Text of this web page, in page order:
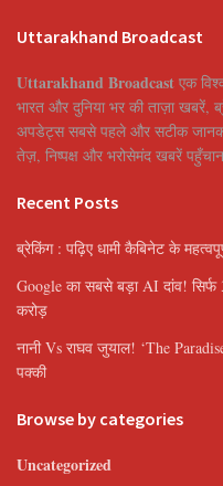
Uttarakhand Broadcast
Uttarakhand Broadcast एक
भारत और दुनिया भर की ताज़ा खबरें,
अपडेट्स सबसे पहले और सटीक
तेज़, निष्पक्ष और भरोसेमंद खबरें
Recent Posts
ब्रेकिंग : पढ़िए धामी कैबिनेट के
Google का सबसे बड़ा AI दांव! सिर्फ
करोड़
नानी Vs राघव जुयाल! ‘The
पक्की
Browse by categories
Uncategorized